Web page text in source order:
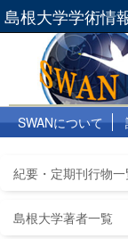
島根大学学術情
SWANについて
紀要・定期刊行物一
島根大学著者一覧